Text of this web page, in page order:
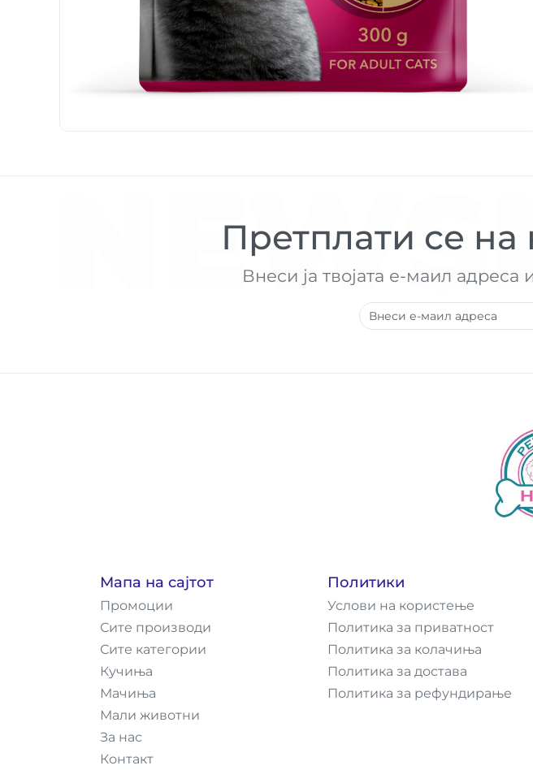
Претплати се
Внеси ја твојата е-маил
Мапа на сајтот
Промоции
Сите производи
Сите категории
Кучиња
Мачиња
Мали животни
За нас
Контакт
Политики
Услови на користење
Политика за приватност
Политика за колачиња
Политика за достава
Политика за рефундирање